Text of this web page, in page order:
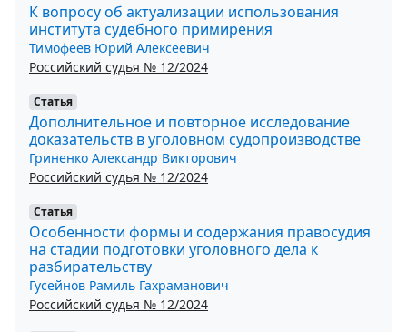
К вопросу об актуализации использования
института судебного примирения
Тимофеев Юрий Алексеевич
Российский судья № 12/2024
Статья
Дополнительное и повторное исследование
доказательств в уголовном судопроизводстве
Гриненко Александр Викторович
Российский судья № 12/2024
Статья
Особенности формы и содержания правосудия
на стадии подготовки уголовного дела к
разбирательству
Гусейнов Рамиль Гахраманович
Российский судья № 12/2024